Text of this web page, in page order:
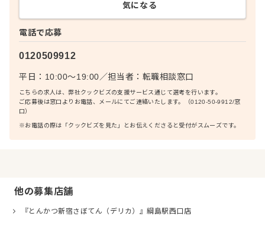
電話で応募
0120509912
平日：10:00〜19:00／担当者： 転職相談窓口
こちらの求人は、弊社クックビズの支援サービス通じて選考を行います。
ご応募後は窓口よりお電話、メールにてご連絡いたします。（0120-50-9912/窓
口）
※お電話の際は「クックビズを見た」とお伝えくださると受付がスムーズです。
気になる
他の募集店舗
『とんかつ新宿さぼてん（デリカ）』綱島駅西口店